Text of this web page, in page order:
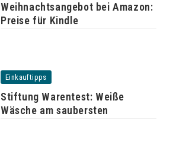
Weihnachtsangebot bei Amazon:
Preise für Kindle
Einkauftipps
Stiftung Warentest: Weiße
Wäsche am saubersten